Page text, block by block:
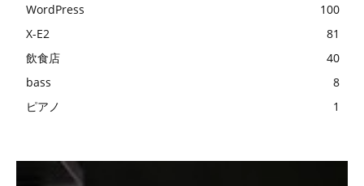
WordPress
100
X-E2
81
飲食店
40
bass
8
ピアノ
1